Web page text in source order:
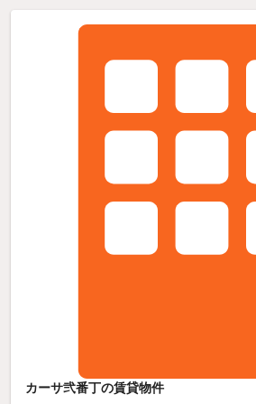
カーサ弐番丁の賃貸物件